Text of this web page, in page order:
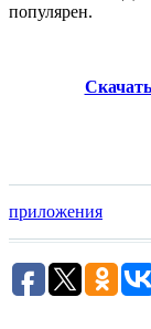
популярен.
приложения